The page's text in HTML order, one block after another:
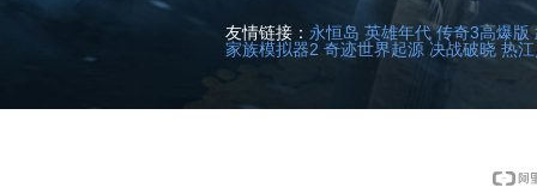
友情链接： 永恒岛 英雄年代 传奇3高爆版
家族模拟器2 奇迹世界起源 决战破晓 热